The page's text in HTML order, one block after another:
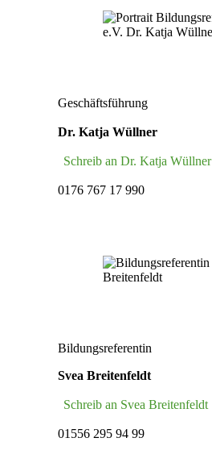
Geschäftsführung
Dr. Katja Wüllner
Schreib an Dr. Katja Wüllner
0176 767 17 990
Bildungsreferentin
Svea Breitenfeldt
Schreib an Svea Breitenfeldt
01556 295 94 99